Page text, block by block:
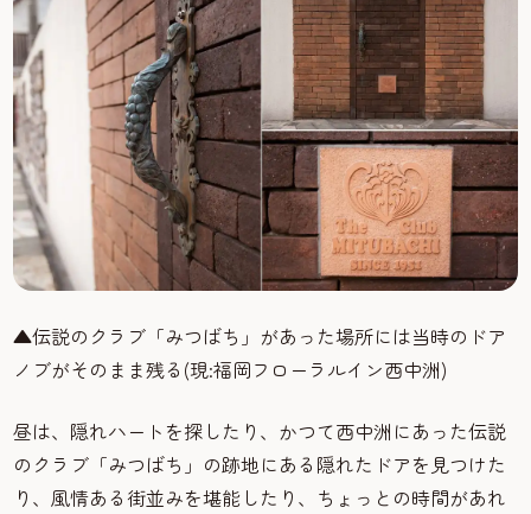
▲伝説のクラブ「みつばち」があった場所には当時のドア
ノブがそのまま残る (現:福岡フローラルイン西中洲)
昼は、隠れハートを探したり、かつて西中洲にあった伝説
のクラブ「みつばち」の跡地にある隠れたドアを見つけた
り、風情ある街並みを堪能したり、ちょっとの時間があれ